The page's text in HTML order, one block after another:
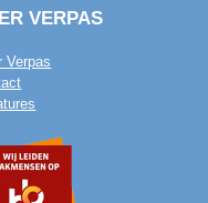
VERPAS
Verpas